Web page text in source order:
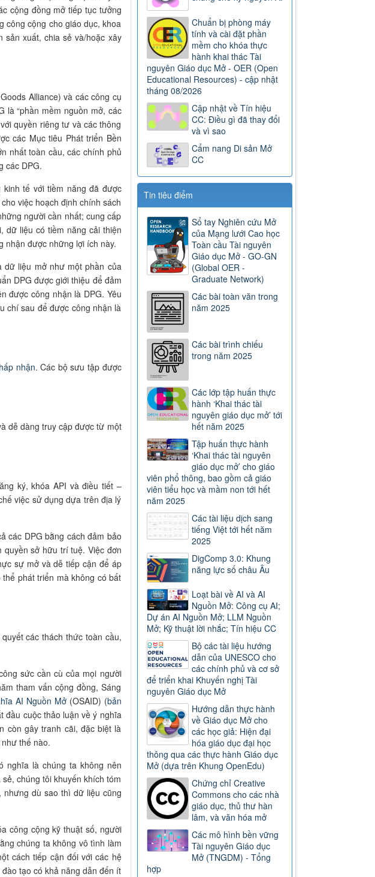
cộng đồng mở tiếp tục tưởng
công cộng cho giáo dục, khoa
xuất, chia sẻ và/hoặc xây
Alliance) và các công cụ
là “phần mềm nguồn mở, các
quyền riêng tư và các thông
các Mục tiêu Phát triển Bền
nhất toàn cầu, các chính phủ
các DPG.
tế với tiềm năng đã được
việc hoạch định chính sách
người cần nhất; cung cấp
dữ liệu có tiềm năng cải thiện
nhận được những lợi ích này.
dữ liệu mở như một phần của
DPG được giới thiệu để đảm
được công nhận là DPG. Yêu
chí sau để được công nhận là
nhận. Các bộ sưu tập được
dễ dàng truy cập được từ một
ký, khóa API và điều tiết –
việc sử dụng dựa trên địa lý
các DPG bằng cách đảm bảo
quyền sở hữu trí tuệ. Việc đơn
sự mở và dễ tiếp cận để áp
phát triển mà không có bất
các thách thức toàn cầu,
sức cần cù của mọi người
tham vấn cộng đồng, Sáng
AI Nguồn Mở(OSAID) (bản
đầu cuộc thảo luận về ý nghĩa
còn gây tranh cãi, đặc biệt là
thế nào.
nghĩa là chúng ta không nên
chúng tôi khuyến khích tóm
dù sao thì dữ liệu cũng
công cộng kỹ thuật số, người
chúng ta không vô tình làm
cách tiếp cận đối với các hệ
tạo có khả năng dẫn đến ít
Chuẩn bị phòng máy
tính và cài đặt phần
mềm cho khóa thực
hành khai thác Tài
nguyên Giáo dục Mở - OER (Open
Educational Resources) - cập nhật
tháng 08/2026
Cập nhật về Tín hiệu
CC: Điều gì đã thay đổi
và vì sao
Cẩm nang Di sản Mở
CC
Tin tiêu điểm
Sổ tay Nghiên cứu Mở
của Mạng lưới Cao học
Toàn cầu Tài nguyên
Giáo dục Mở - GO-GN
(Global OER -
Graduate Network)
Các bài toàn văn trong
năm 2025
Các bài trình chiếu
trong năm 2025
Các lớp tập huấn thực
hành ‘Khai thác tài
nguyên giáo dục mở’ tới
hết năm 2025
Tập huấn thực hành
‘Khai thác tài nguyên
giáo dục mở’ cho giáo
viên phổ thông, bao gồm cả giáo
viên tiểu học và mầm non tới hết
năm 2025
Các tài liệu dịch sang
tiếng Việt tới hết năm
2025
DigComp 3.0: Khung
năng lực số châu Âu
Loạt bài về AI và AI
Nguồn Mở: Công cụ AI;
Dự án AI Nguồn Mở; LLM Nguồn
Mở; Kỹ thuật lời nhắc; Tín hiệu CC
Bộ các tài liệu hướng
dẫn của UNESCO cho
các chính phủ và cơ sở
để triển khai Khuyến nghị Tài
nguyên Giáo dục Mở
Hướng dẫn thực hành
về Giáo dục Mở cho
các học giả: Hiện đại
hóa giáo dục đại học
thông qua các thực hành Giáo dục
Mở (dựa trên Khung OpenEdu)
Chứng chỉ Creative
Commons cho các nhà
giáo dục, thủ thư hàn
lâm, và văn hóa mở
Các mô hình bền vững
Tài nguyên Giáo dục
Mở (TNGDM) - Tổng
hợp